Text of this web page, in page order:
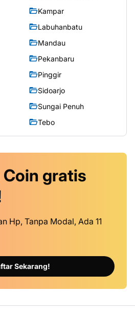
Kampar
Labuhanbatu
Mandau
Pekanbaru
Pinggir
Sidoarjo
Sungai Penuh
Tebo
Coin gratis
Hp, Tanpa Modal, Ada 11
Sekarang!